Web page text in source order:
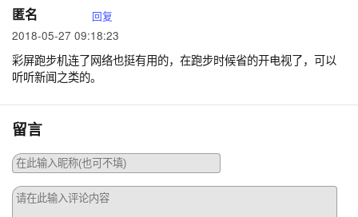
匿名 回复
2018-05-27 09:18:23
彩屏跑步机连了网络也挺有用的，在跑步时候省的开电视了，可以
听听新闻之类的。
留言